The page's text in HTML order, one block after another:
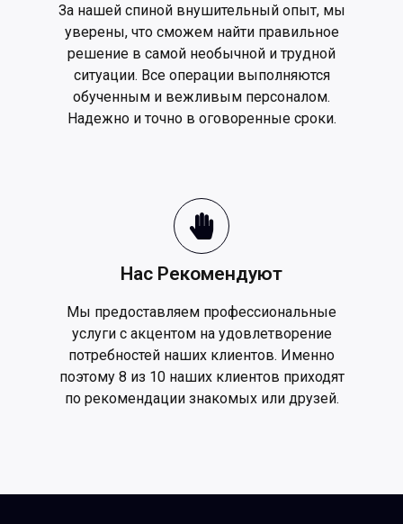
За нашей спиной внушительный опыт, мы
уверены, что сможем найти правильное
решение в самой необычной и трудной
ситуации. Все операции выполняются
обученным и вежливым персоналом.
Надежно и точно в оговоренные сроки.
Нас Рекомендуют
Мы предоставляем профессиональные
услуги с акцентом на удовлетворение
потребностей наших клиентов. Именно
поэтому 8 из 10 наших клиентов приходят
по рекомендации знакомых или друзей.